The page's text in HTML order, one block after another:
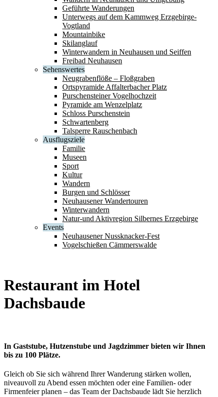
Geführte Wanderungen
Unterwegs auf dem Kammweg Erzgebirge-
Vogtland
Mountainbike
Skilanglauf
Winterwandern in Neuhausen und Seiffen
Freibad Neuhausen
Sehenswertes
Neugrabenflöße – Floßgraben
Ortspyramide Affalterbacher Platz
Purschensteiner Vogelhochzeit
Pyramide am Wenzelplatz
Schloss Purschenstein
Schwartenberg
Talsperre Rauschenbach
Ausflugsziele
Familie
Museen
Sport
Kultur
Wandern
Burgen und Schlösser
Neuhausener Wandertouren
Winterwandern
Natur-und Aktivregion Silbernes Erzgebirge
Events
Neuhausener Nussknacker-Fest
Vogelschießen Cämmerswalde
Restaurant im Hotel
Dachsbaude
In Gaststube, Hutzenstube und Jagdzimmer bieten wir Ihnen
bis zu 100 Plätze.
Gleich ob Sie sich während Ihrer Wanderung stärken wollen,
niveauvoll zu Abend essen möchten oder eine Familien- oder
Firmenfeier planen – das Team der Dachsbaude lädt Sie herzlich